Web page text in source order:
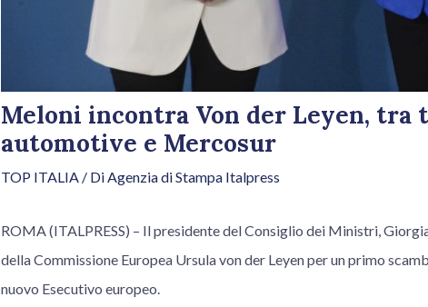
Meloni incontra Von der Leyen, tra
automotive e Mercosur
TOP ITALIA / Di Agenzia di Stampa Italpress
ROMA (ITALPRESS) – Il presidente del Consiglio dei Ministri,
della Commissione Europea Ursula von der Leyen per un primo
nuovo Esecutivo europeo.